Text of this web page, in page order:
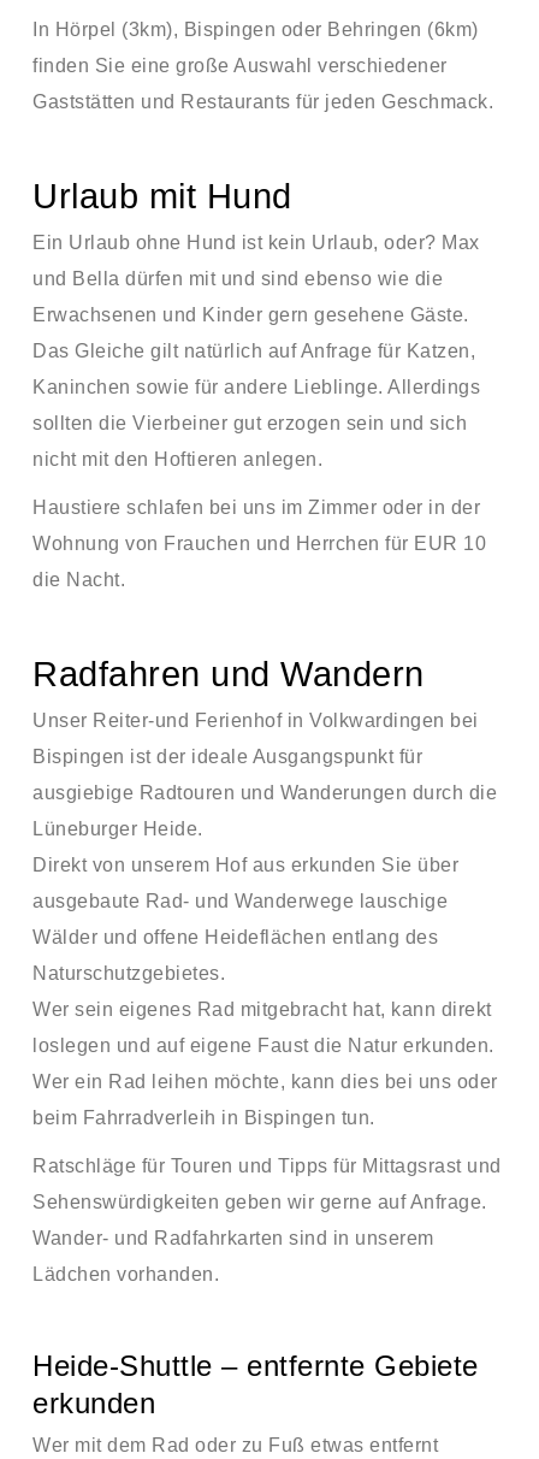
In Hörpel (3km), Bispingen oder Behringen (6km)
finden Sie eine große Auswahl verschiedener
Gaststätten und Restaurants für jeden Geschmack.
Urlaub mit Hund
Ein Urlaub ohne Hund ist kein Urlaub, oder? Max
und Bella dürfen mit und sind ebenso wie die
Erwachsenen und Kinder gern gesehene Gäste.
Das Gleiche gilt natürlich auf Anfrage für Katzen,
Kaninchen sowie für andere Lieblinge. Allerdings
sollten die Vierbeiner gut erzogen sein und sich
nicht mit den Hoftieren anlegen.
Haustiere schlafen bei uns im Zimmer oder in der
Wohnung von Frauchen und Herrchen für EUR 10
die Nacht.
Radfahren und Wandern
Unser Reiter-und Ferienhof in Volkwardingen bei
Bispingen ist der ideale Ausgangspunkt für
ausgiebige Radtouren und Wanderungen durch die
Lüneburger Heide.
Direkt von unserem Hof aus erkunden Sie über
ausgebaute Rad- und Wanderwege lauschige
Wälder und offene Heideflächen entlang des
Naturschutzgebietes.
Wer sein eigenes Rad mitgebracht hat, kann direkt
loslegen und auf eigene Faust die Natur erkunden.
Wer ein Rad leihen möchte, kann dies bei uns oder
beim Fahrradverleih in Bispingen tun.
Ratschläge für Touren und Tipps für Mittagsrast und
Sehenswürdigkeiten geben wir gerne auf Anfrage.
Wander- und Radfahrkarten sind in unserem
Lädchen vorhanden.
Heide-Shuttle – entfernte Gebiete
erkunden
Wer mit dem Rad oder zu Fuß etwas entfernt